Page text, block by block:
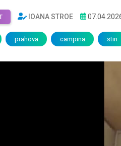
IOANA STROE
prahova campina stiri